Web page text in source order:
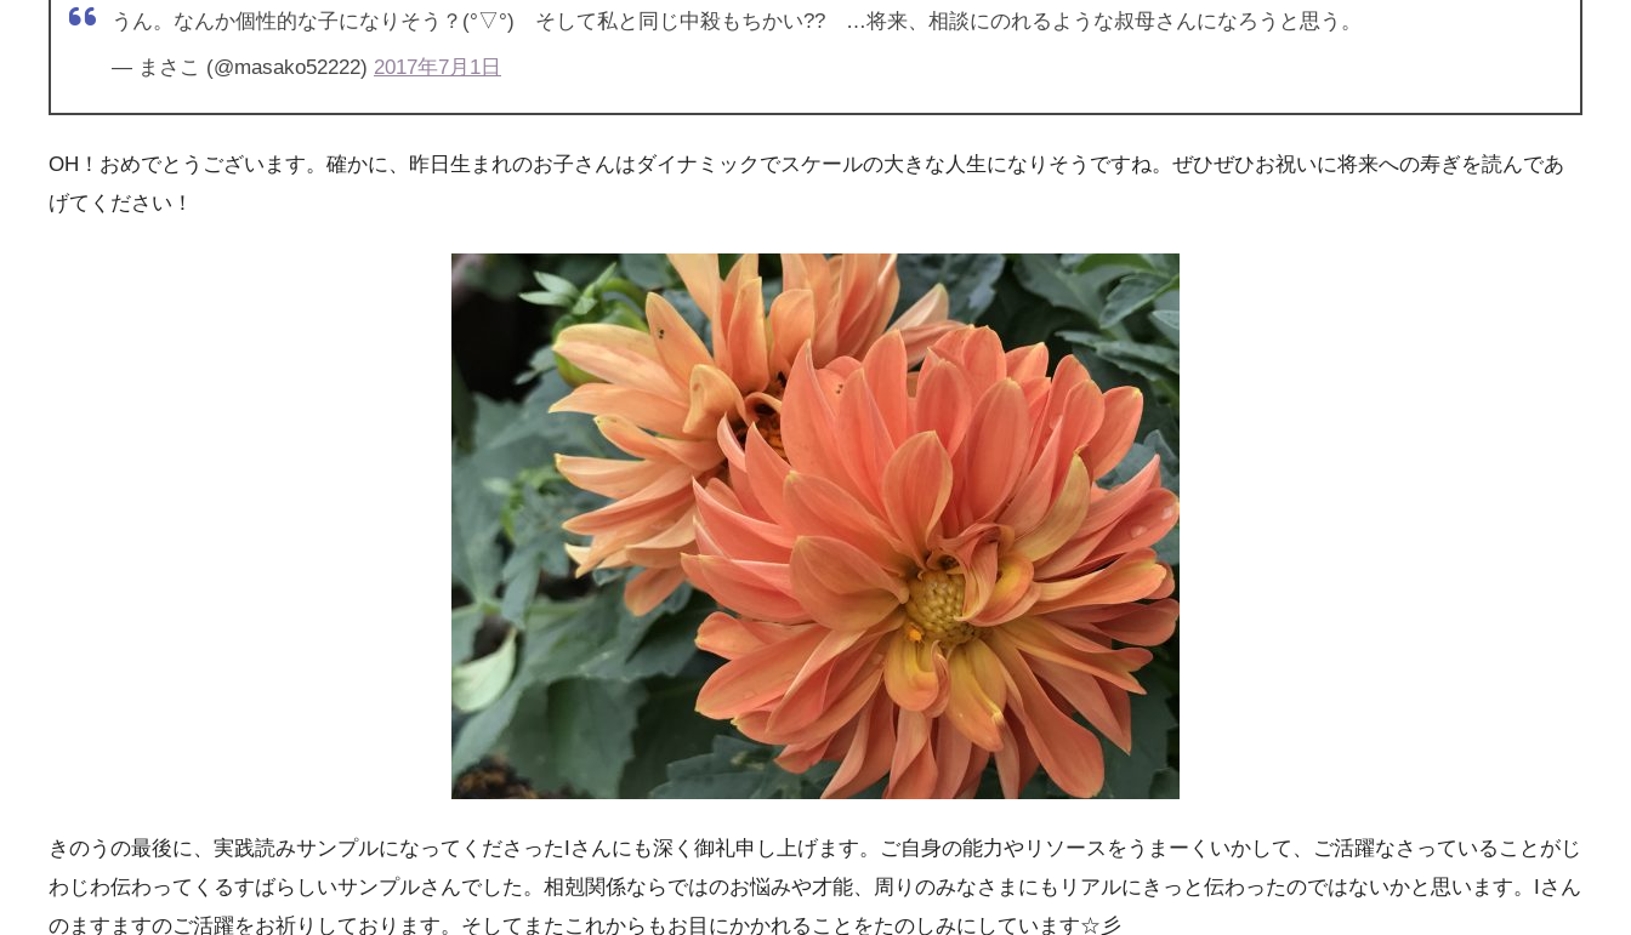
うん。なんか個性的な子になりそう？(°▽°) そして私と同じ中殺もちかい?? …将来、相談にのれるような叔母さんになろうと思う。
— まさこ (@masako52222) 2017年7月1日
OH！おめでとうございます。確かに、昨日生まれのお子さんはダイナミックでスケールの大きな人生になりそうですね。ぜひぜひお祝いに将来への寿ぎを読んであ
げてください！
きのうの最後に、実践読みサンプルになってくださったIさんにも深く御礼申し上げます。ご自身の能力やリソースをうまーくいかして、ご活躍なさっていることがじ
わじわ伝わってくるすばらしいサンプルさんでした。相剋関係ならではのお悩みや才能、周りのみなさまにもリアルにきっと伝わったのではないかと思います。Iさん
のますますのご活躍をお祈りしております。そしてまたこれからもお目にかかれることをたのしみにしています☆彡